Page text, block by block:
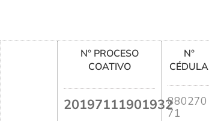
N° PROCESO
COATIVO
20197111901932
N°
CÉDULA
880270
71